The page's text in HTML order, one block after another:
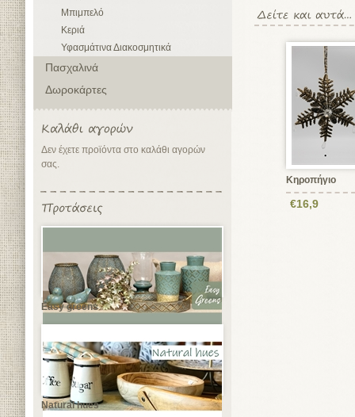
Μπιμπελό
Κεριά
Υφασμάτινα Διακοσμητικά
Πασχαλινά
Δωροκάρτες
Δεν έχετε προϊόντα στο καλάθι αγορών
σας.
Easy greens
Natural hues
Κηροπήγιο
€16,9